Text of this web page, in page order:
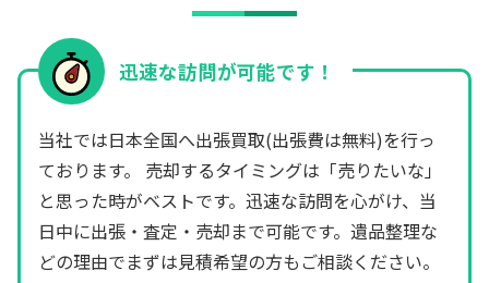
迅速な訪問が可能です！
当社では日本全国へ出張買取(出張費は無料)を行っ
ております。 売却するタイミングは「売りたいな」
と思った時がベストです。迅速な訪問を心がけ、当
日中に出張・査定・売却まで可能です。遺品整理な
どの理由でまずは見積希望の方もご相談ください。